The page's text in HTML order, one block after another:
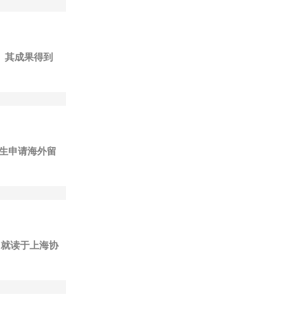
其成果得到
申请海外留
读于上海协